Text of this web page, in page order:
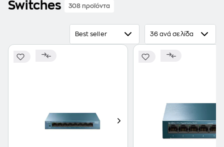
Switches 308 προϊόντα
Best seller 36 ανά σελίδα